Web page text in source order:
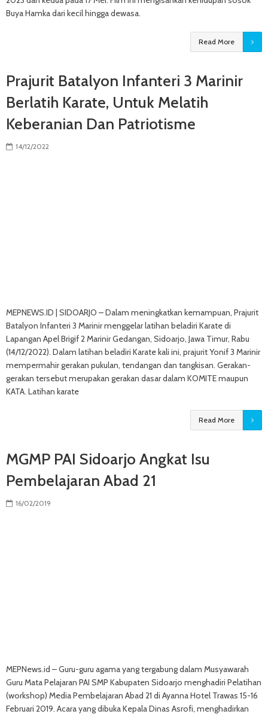
Buya Hamka dari kecil hingga dewasa.
Read More
Prajurit Batalyon Infanteri 3 Marinir
Berlatih Karate, Untuk Melatih
Keberanian Dan Patriotisme
14/12/2022
MEPNEWS.ID | SIDOARJO – Dalam meningkatkan kemampuan, Prajurit
Batalyon Infanteri 3 Marinir menggelar latihan beladiri Karate di
Lapangan Apel Brigif 2 Marinir Gedangan, Sidoarjo, Jawa Timur, Rabu
(14/12/2022). Dalam latihan beladiri Karate kali ini, prajurit Yonif 3 Marinir
mempermahir gerakan pukulan, tendangan dan tangkisan. Gerakan-
gerakan tersebut merupakan gerakan dasar dalam KOMITE maupun
KATA. Latihan karate
Read More
MGMP PAI Sidoarjo Angkat Isu
Pembelajaran Abad 21
16/02/2019
MEPNews.id – Guru-guru agama yang tergabung dalam Musyawarah
Guru Mata Pelajaran PAI SMP Kabupaten Sidoarjo menghadiri Pelatihan
(workshop) Media Pembelajaran Abad 21 di Ayanna Hotel Trawas 15-16
Februari 2019. Acara yang dibuka Kepala Dinas Asrofi, menghadirkan